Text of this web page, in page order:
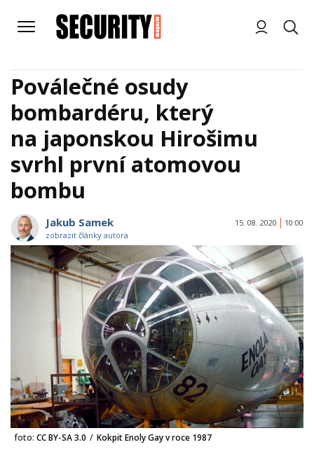
Poválečné osudy
bombardéru, který
na japonskou Hirošimu
svrhl první atomovou
bombu
Jakub Samek
zobrazit články autora
15. 08. 2020 10:00
foto: CC BY-SA 3.0 / Kokpit Enoly Gay v roce 1987